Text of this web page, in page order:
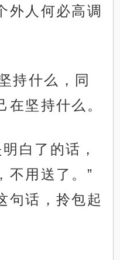
外人何必高调
持什么，同
在坚持什么。
白了的话，
不用送了。”
句话，拎包起